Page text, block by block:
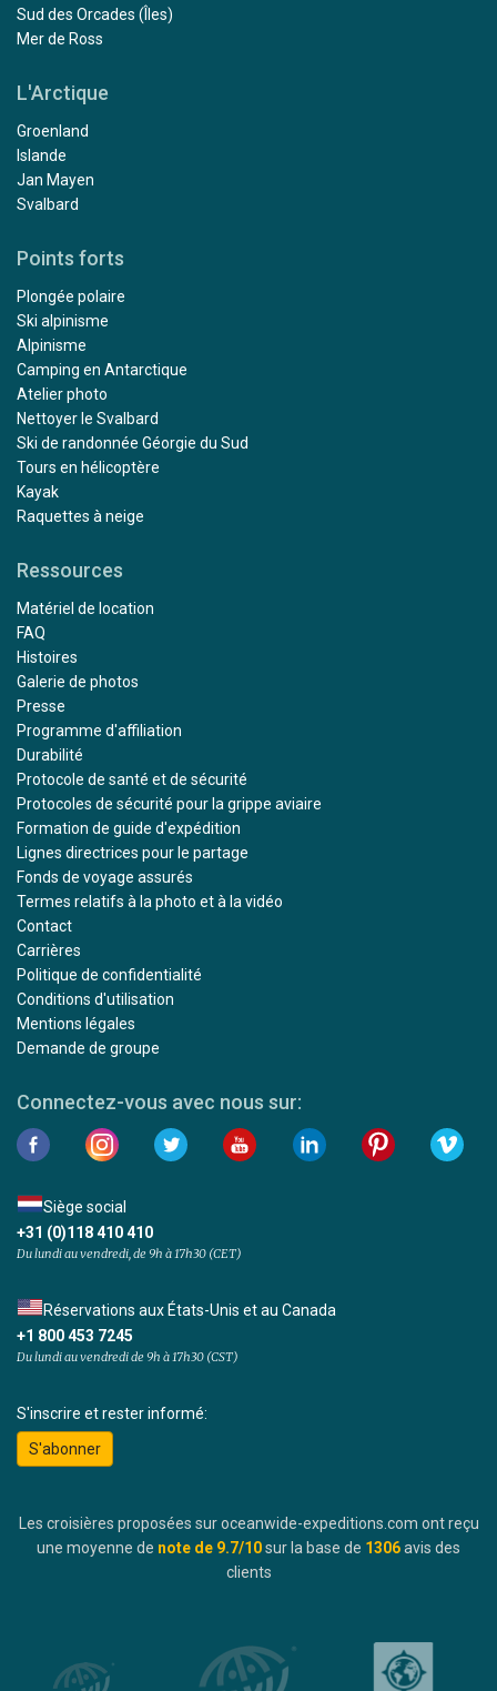
Sud des Orcades (Îles)
Mer de Ross
L'Arctique
Groenland
Islande
Jan Mayen
Svalbard
Points forts
Plongée polaire
Ski alpinisme
Alpinisme
Camping en Antarctique
Atelier photo
Nettoyer le Svalbard
Ski de randonnée Géorgie du Sud
Tours en hélicoptère
Kayak
Raquettes à neige
Ressources
Matériel de location
FAQ
Histoires
Galerie de photos
Presse
Programme d'affiliation
Durabilité
Protocole de santé et de sécurité
Protocoles de sécurité pour la grippe aviaire
Formation de guide d'expédition
Lignes directrices pour le partage
Fonds de voyage assurés
Termes relatifs à la photo et à la vidéo
Contact
Carrières
Politique de confidentialité
Conditions d'utilisation
Mentions légales
Demande de groupe
Connectez-vous avec nous sur:
Siège social
+31 (0)118 410 410
Du lundi au vendredi, de 9h à 17h30 (CET)
Réservations aux États-Unis et au Canada
+1 800 453 7245
Du lundi au vendredi de 9h à 17h30 (CST)
S'inscrire et rester informé:
S'abonner
Les croisières proposées sur oceanwide-expeditions.com ont reçu
une moyenne de note de 9.7/10sur la base de 1306avis des
clients